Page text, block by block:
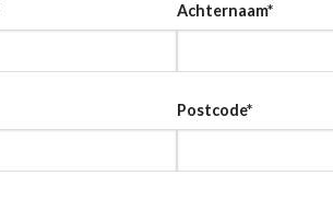
Achternaam*
Postcode*